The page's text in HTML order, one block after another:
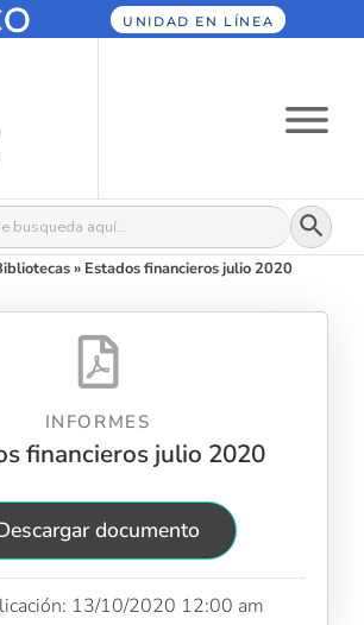
UNIDAD EN LÍNEA
Botón
» Estados financieros julio 2020
INFORMES
financieros julio 2020
documento
13/10/2020 12:00 am